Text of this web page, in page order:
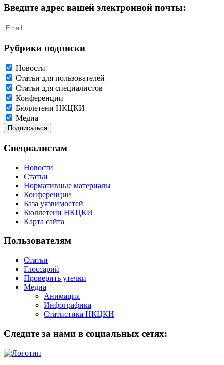
Введите адрес вашей электронной почты:
Рубрики подписки
Новости
Статьи для пользователей
Статьи для специалистов
Конференции
Бюллетени НКЦКИ
Медиа
Специалистам
Новости
Статьи
Нормативные материалы
Конференции
База уязвимостей
Бюллетени НКЦКИ
Карта сайта
Пользователям
Статьи
Глоссарий
Проверить утечки
Медиа
Анимация
Инфографика
Статистика НКЦКИ
Следите за нами в социальных сетях: